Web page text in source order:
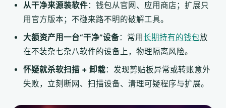
从干净来源装软件：钱包从官网、应用商店；扩展只
用官方版本；不碰来路不明的破解工具。
大额资产用一台“干净”设备：常用长期持有的钱包放
在不装杂七杂八软件的设备上，物理隔离风险。
怀疑就杀软扫描 + 卸载：发现剪贴板异常或转账意外
失败，立刻断网、扫描设备、清理可疑程序与扩展。